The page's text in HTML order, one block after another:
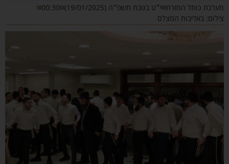
כותל המזרח י״ט בטבת תשפ״ה (19/01/2025)
00:30
באדיבות המצלם